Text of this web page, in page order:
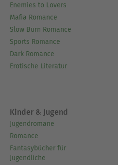
Enemies to Lovers
Mafia Romance
Slow Burn Romance
Sports Romance
Dark Romance
Erotische Literatur
Kinder & Jugend
Jugendromane
Romance
Fantasybücher für
Jugendliche